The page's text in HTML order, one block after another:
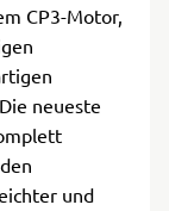
CP3-Motor,
neueste
und